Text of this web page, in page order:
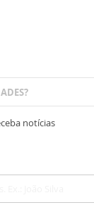
notícias